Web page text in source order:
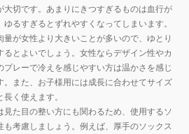
切です。あまりにきつすぎるものは血行が
るすぎるとずれやすくなってしまいます。
が女性より大きいことが多いので、ゆとり
とよいでしょう。女性ならデザイン性やカ
レーで冷えを感じやすい方は温かさを感じ
。また、お子様用には成長に合わせてサイズ
く使えます。
た目の整い方にも関わるため、使用するソ
も考慮しましょう。例えば、厚手のソックス